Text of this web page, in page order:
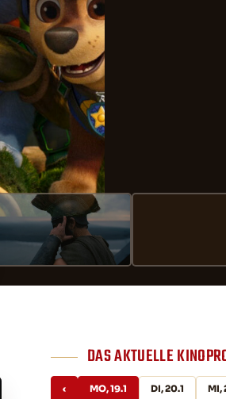
DAS AKTUELLE
‹ MO, 19.1 DI, 20.1 MI,